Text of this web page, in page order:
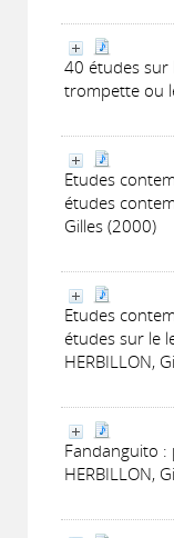
40 études sur
trompette ou
Etudes
études
Gilles (2000)
Etudes
études sur le
HERBILLON,
Fandanguito
HERBILLON,